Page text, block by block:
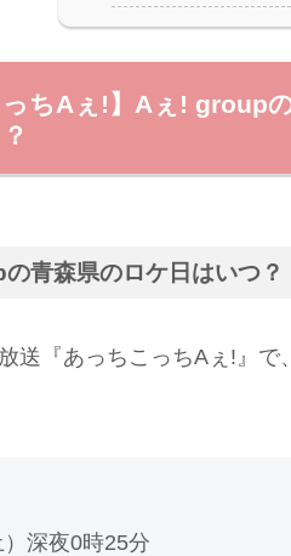
っちAぇ!】Aぇ! group
青森県のロケ日はいつ？
送『あっちこっちAぇ!』
深夜0時25分